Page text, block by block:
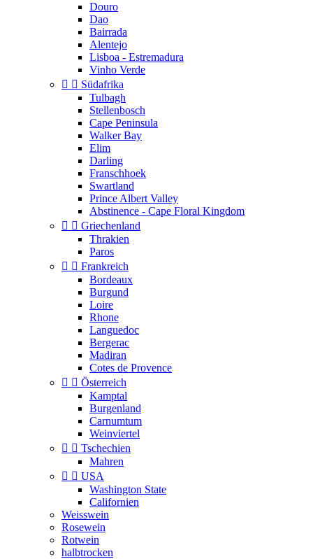
Douro
Dao
Bairrada
Alentejo
Lisboa - Estremadura
Vinho Verde
  Südafrika
Tulbagh
Stellenbosch
Cape Peninsula
Walker Bay
Elim
Darling
Franschhoek
Swartland
Prince Albert Valley
Abstinence - Cape Floral Kingdom
  Griechenland
Thrakien
Paros
  Frankreich
Bordeaux
Burgund
Loire
Rhone
Languedoc
Bergerac
Madiran
Cotes de Provence
  Österreich
Kamptal
Burgenland
Carnumtum
Weinviertel
  Tschechien
Mahren
  USA
Washington State
Californien
Weisswein
Rosewein
Rotwein
halbtrocken